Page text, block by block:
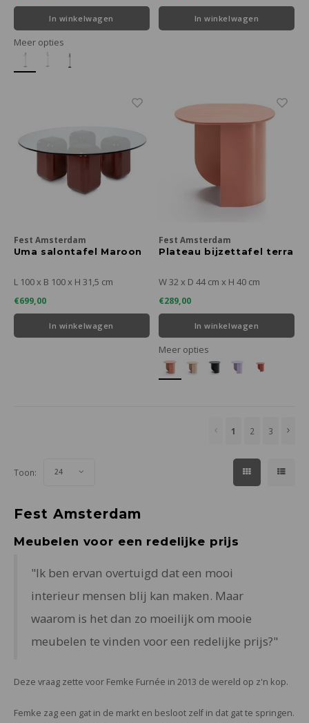
In winkelwagen
Meer opties
In winkelwagen
Fest Amsterdam
Uma salontafel Maroon
L 100 x B 100 x H 31,5 cm
€699,00
In winkelwagen
Fest Amsterdam
Plateau bijzettafel terra
W 32 x D 44 cm x H 40 cm
€289,00
In winkelwagen
Meer opties
1 2 3
Toon: 24
Fest Amsterdam
Meubelen voor een redelijke prijs
"Ik ben ervan overtuigd dat een mooi
interieur mensen blij kan maken. Maar
waarom is het dan zo moeilijk om mooie
meubelen te vinden voor een redelijke prijs?"
Deze vraag zette voor Femke Furnée in 2013 de wereld op z'n kop.
Femke zag een gat in de markt en besloot zelf in dat gat te springen.